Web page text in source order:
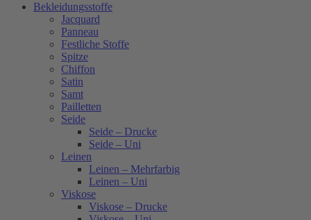
Bekleidungsstoffe
Jacquard
Panneau
Festliche Stoffe
Spitze
Chiffon
Satin
Samt
Pailletten
Seide
Seide – Drucke
Seide – Uni
Leinen
Leinen – Mehrfarbig
Leinen – Uni
Viskose
Viskose – Drucke